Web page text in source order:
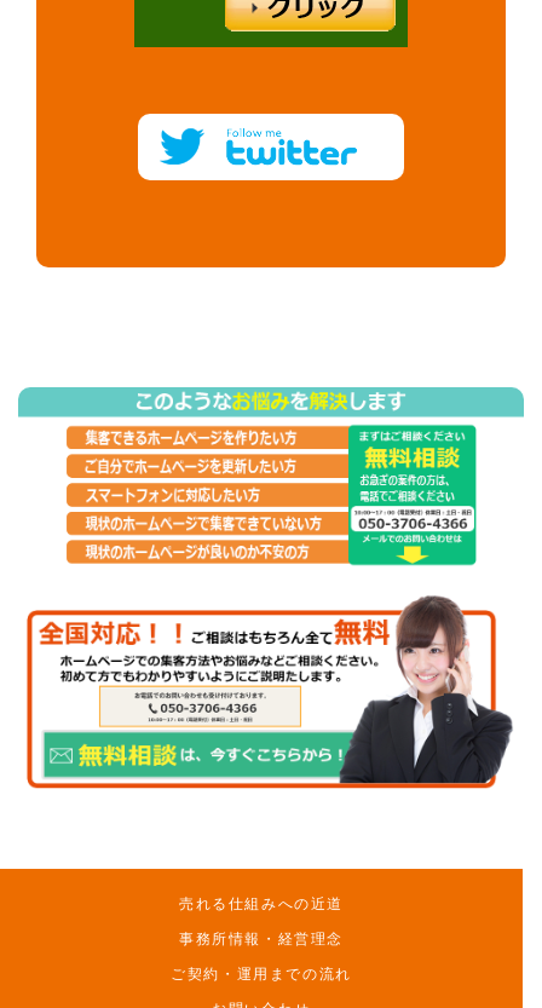
売れる仕組みへの近道
事務所情報・経営理念
ご契約・運用までの流れ